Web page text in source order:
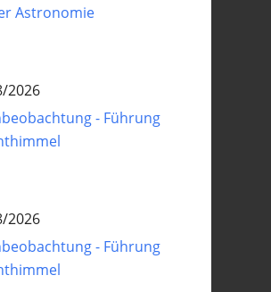
Astronomie
2026
- Führung
2026
- Führung